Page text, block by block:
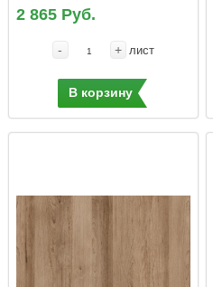
2 865 Руб.
- + лист
В корзину